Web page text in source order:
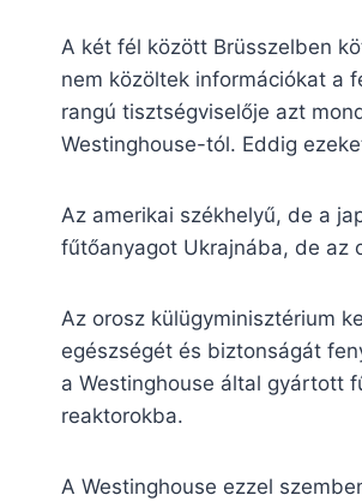
A két fél között Brüsszelben
nem közöltek információkat a
rangú tisztségviselője azt
Westinghouse-tól. Eddig
Az amerikai székhelyű, de a
fűtőanyagot Ukrajnába, de az
Az orosz külügyminisztérium
egészségét és biztonságát
a Westinghouse által gyártott
reaktorokba.
A Westinghouse ezzel